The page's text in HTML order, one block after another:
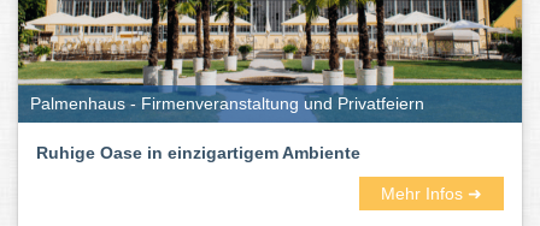
Palmenhaus - Firmenveranstaltung und Privatfeiern
Ruhige Oase in einzigartigem Ambiente
Mehr Infos ➜